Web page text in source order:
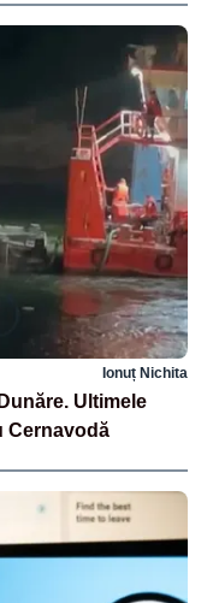
Ionuț Nichita
Ultimele
Cernavodă